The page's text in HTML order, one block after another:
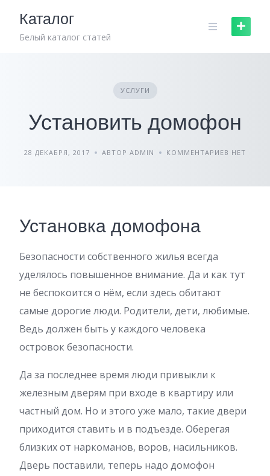
content
Каталог
Белый каталог статей
УСЛУГИ
Установить домофон
28 ДЕКАБРЯ, 2017 АВТОР ADMIN КОММЕНТАРИЕВ НЕТ
Установка домофона
Безопасности собственного жилья всегда
уделялось повышенное внимание. Да и как тут
не беспокоится о нём, если здесь обитают
самые дорогие люди. Родители, дети, любимые.
Ведь должен быть у каждого человека
островок безопасности.
Да за последнее время люди привыкли к
железным дверям при входе в квартиру или
частный дом. Но и этого уже мало, такие двери
приходится ставить и в подъезде. Оберегая
близких от наркоманов, воров, насильников.
Дверь поставили, теперь надо домофон